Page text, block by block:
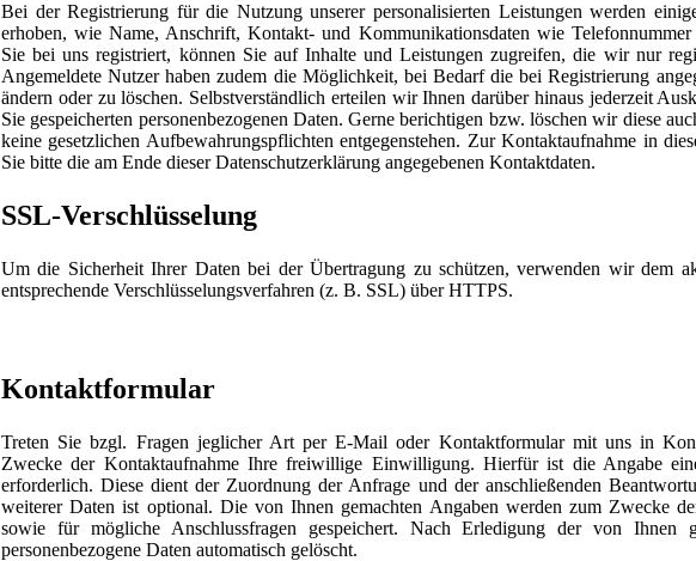
Bei der Registrierung für die Nutzung unserer personalisierten Leistungen werden
erhoben, wie Name, Anschrift, Kontakt- und Kommunikationsdaten wie
Sie bei uns registriert, können Sie auf Inhalte und Leistungen zugreifen, die wir nur
Angemeldete Nutzer haben zudem die Möglichkeit, bei Bedarf die bei Registrierung
ändern oder zu löschen. Selbstverständlich erteilen wir Ihnen darüber hinaus jederzeit
Sie gespeicherten personenbezogenen Daten. Gerne berichtigen bzw. löschen wir diese
keine gesetzlichen Aufbewahrungspflichten entgegenstehen. Zur Kontaktaufnahme in
Sie bitte die am Ende dieser Datenschutzerklärung angegebenen Kontaktdaten.
SSL-Verschlüsselung
Um die Sicherheit Ihrer Daten bei der Übertragung zu schützen, verwenden wir dem
entsprechende Verschlüsselungsverfahren (z. B. SSL) über HTTPS.
Kontaktformular
Treten Sie bzgl. Fragen jeglicher Art per E-Mail oder Kontaktformular mit uns in
Zwecke der Kontaktaufnahme Ihre freiwillige Einwilligung. Hierfür ist die Angabe
erforderlich. Diese dient der Zuordnung der Anfrage und der anschließenden
weiterer Daten ist optional. Die von Ihnen gemachten Angaben werden zum Zwecke
sowie für mögliche Anschlussfragen gespeichert. Nach Erledigung der von Ihnen
personenbezogene Daten automatisch gelöscht.